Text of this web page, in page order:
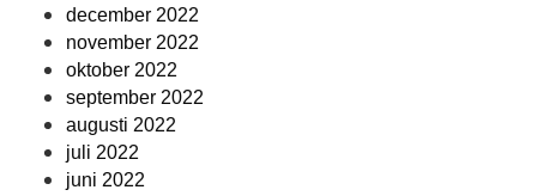
december 2022
november 2022
oktober 2022
september 2022
augusti 2022
juli 2022
juni 2022